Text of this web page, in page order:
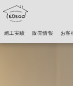
施工実績 販売情報 お客